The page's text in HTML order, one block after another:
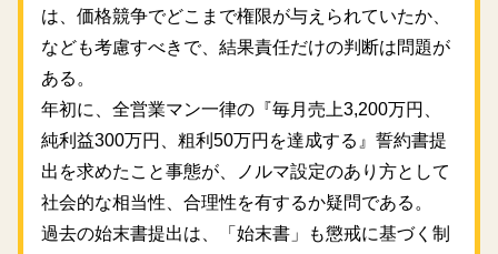
は、価格競争でどこまで権限が与えられていたか、
なども考慮すべきで、結果責任だけの判断は問題が
ある。
年初に、全営業マン一律の『毎月売上3,200万円、
純利益300万円、粗利50万円を達成する』誓約書提
出を求めたこと事態が、ノルマ設定のあり方として
社会的な相当性、合理性を有するか疑問である。
過去の始末書提出は、「始末書」も懲戒に基づく制